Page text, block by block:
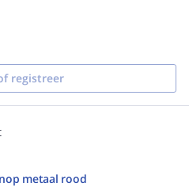
registreer
metaal rood